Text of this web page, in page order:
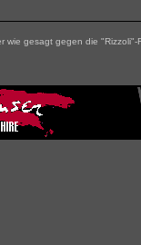
gesagt gegen die